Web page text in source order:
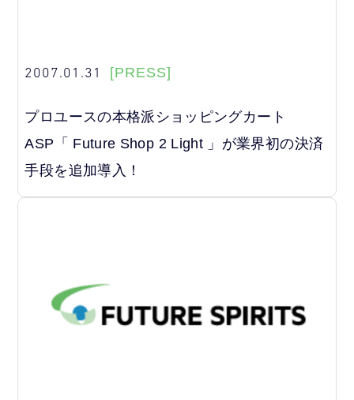
2007.01.31 [PRESS]
プロユースの本格派ショッピングカート
ASP「 Future Shop 2 Light 」が業界初の決済
手段を追加導入！